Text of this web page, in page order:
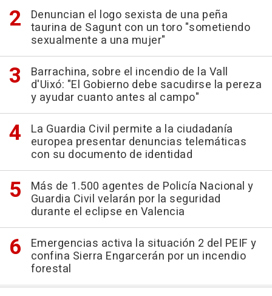
Denuncian el logo sexista de una peña
taurina de Sagunt con un toro "sometiendo
sexualmente a una mujer"
Barrachina, sobre el incendio de la Vall
d'Uixó: "El Gobierno debe sacudirse la pereza
y ayudar cuanto antes al campo"
La Guardia Civil permite a la ciudadanía
europea presentar denuncias telemáticas
con su documento de identidad
Más de 1.500 agentes de Policía Nacional y
Guardia Civil velarán por la seguridad
durante el eclipse en Valencia
Emergencias activa la situación 2 del PEIF y
confina Sierra Engarcerán por un incendio
forestal